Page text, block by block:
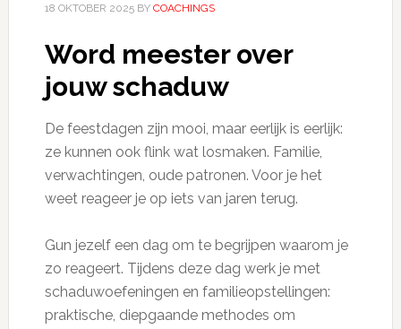
18 OKTOBER 2025BY COACHINGS
Word meester over
jouw schaduw
De feestdagen zijn mooi, maar eerlijk is eerlijk:
ze kunnen ook flink wat losmaken. Familie,
verwachtingen, oude patronen. Voor je het
weet reageer je op iets van jaren terug.
Gun jezelf een dag om te begrijpen waarom je
zo reageert. Tijdens deze dag werk je met
schaduwoefeningen en familieopstellingen:
praktische, diepgaande methodes om